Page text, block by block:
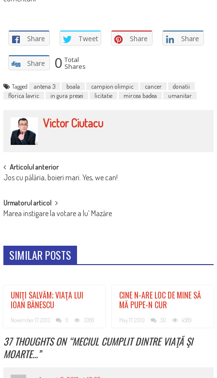
Share Tweet Share Share
Share 0 Total
Shares
Tagged antena 3 boala campion olimpic cancer
donatii
florica lavric
in gura presei licitatie mircea badea umanitar
Victor Ciutacu
POST
NAVIGATION
Articolul anterior
Jos cu pălăria, boieri mari. Yes, we can!
Urmatorul articol
Marea instigare la votare a lu’ Mazăre
SIMILAR POSTS
UNIŢI SALVĂM; VIAŢA LUI
IOAN BĂNESCU
November 17, 2013 9 3369
CINE N-ARE LOC DE MINE SĂ
MĂ PUPE-N CUR
May 17, 2010 50 4589
37 THOUGHTS ON “MECIUL CUMPLIT DINTRE VIAŢĂ ŞI
MOARTE…”